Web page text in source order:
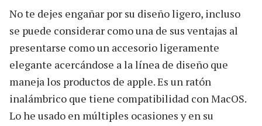
No te dejes engañar por su diseño ligero, incluso
se puede considerar como una de sus ventajas al
presentarse como un accesorio ligeramente
elegante acercándose a la línea de diseño que
maneja los productos de apple. Es un ratón
inalámbrico que tiene compatibilidad con MacOS.
Lo he usado en múltiples ocasiones y en su